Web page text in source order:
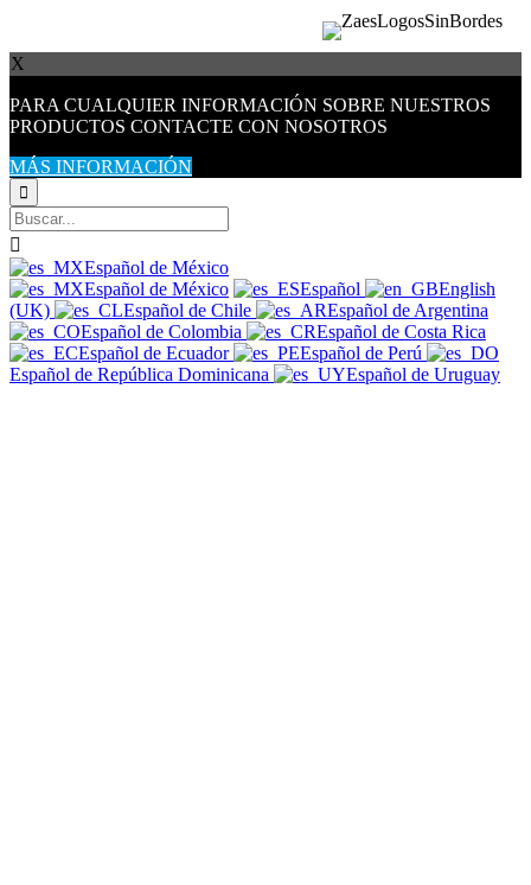
X
PARA CUALQUIER INFORMACIÓN SOBRE NUESTROS
PRODUCTOS CONTACTE CON NOSOTROS
MÁS INFORMACIÓN


Español de México
Español de México
Español
English
(UK)
Español de Chile
Español de Argentina
Español de Colombia
Español de Costa Rica
Español de Ecuador
Español de Perú
Español de República Dominicana
Español de Uruguay